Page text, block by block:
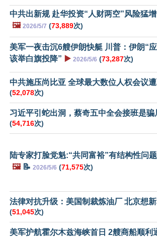
中共出新规 赴华投资“人财两空”风险猛增
🖼️ 2026/5/7 (73,889次)
美军一夜击沉6艘伊朗快艇 川普：伊朗“应
该举白旗投降” ▶️ 2026/5/6 (73,287次)
中共施压尚比亚 全球最大数位人权会议
(52,078次)
习近平引蛇出洞，蔡奇五中全会接班是骗
(54,716次)
陆专家打脸党魁:“共同富裕”有结构性问题
🖼️📝 2026/5/6 (71,575次)
法律对抗升级：美国制裁炼油厂 北京想
(51,045次)
美军护航霍尔木兹海峡首日 2艘商船顺利